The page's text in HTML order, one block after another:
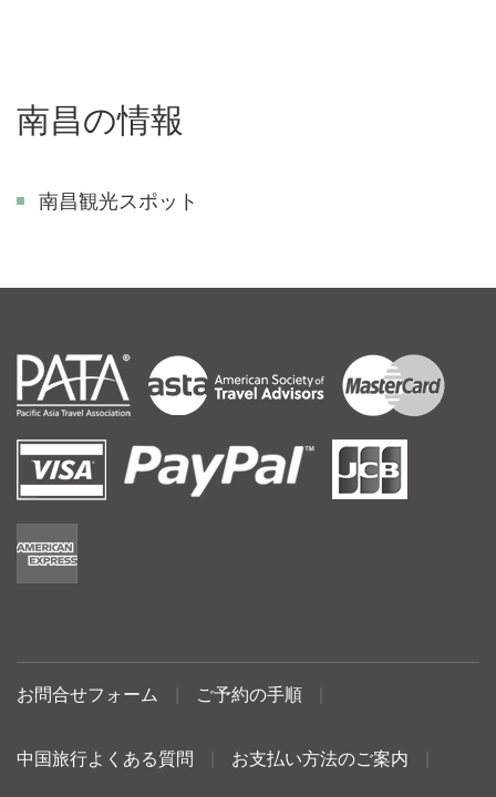
南昌の情報
南昌観光スポット
お問合せフォーム ご予約の手順
中国旅行よくある質問 お支払い方法のご案内